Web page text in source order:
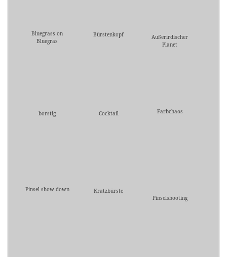
Bluegrass on
Bluegras
Bürstenkopf
Außerirdischer
Planet
borstig Cocktail Farbchaos
Pinsel show down
Kratzbürste
Pinselshooting